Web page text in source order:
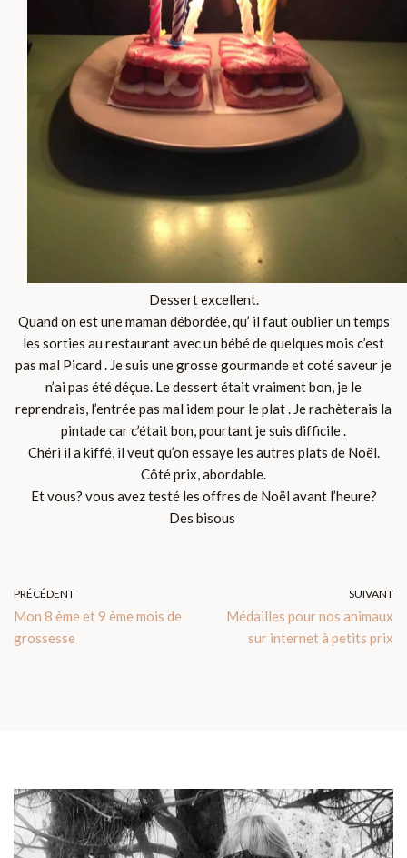
Dessert excellent.
Quand on est une maman débordée, qu’ il faut oublier un temps
les sorties au restaurant avec un bébé de quelques mois c’est
pas mal Picard . Je suis une grosse gourmande et coté saveur je
n’ai pas été déçue. Le dessert était vraiment bon, je le
reprendrais, l’entrée pas mal idem pour le plat . Je rachèterais la
pintade car c’était bon, pourtant je suis difficile .
Chéri il a kiffé, il veut qu’on essaye les autres plats de Noël.
Côté prix, abordable.
Et vous? vous avez testé les offres de Noël avant l’heure?
Des bisous
PRÉCÉDENT
Mon 8 ème et 9 ème mois de
grossesse
SUIVANT
Médailles pour nos animaux
sur internet à petits prix